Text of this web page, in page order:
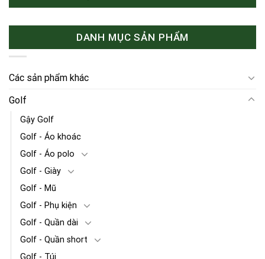
DANH MỤC SẢN PHẨM
Các sản phẩm khác
Golf
Gậy Golf
Golf - Áo khoác
Golf - Áo polo
Golf - Giày
Golf - Mũ
Golf - Phụ kiện
Golf - Quần dài
Golf - Quần short
Golf - Túi